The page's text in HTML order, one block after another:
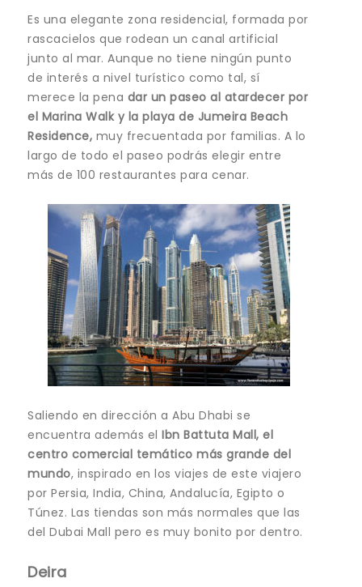
Es una elegante zona residencial, formada por
rascacielos que rodean un canal artificial
junto al mar. Aunque no tiene ningún punto
de interés a nivel turístico como tal, sí
merece la pena dar un paseo al atardecer por
el Marina Walk y la playa de Jumeira Beach
Residence, muy frecuentada por familias. A lo
largo de todo el paseo podrás elegir entre
más de 100 restaurantes para cenar.
Saliendo en dirección a Abu Dhabi se
encuentra además el Ibn Battuta Mall, el
centro comercial temático más grande del
mundo, inspirado en los viajes de este viajero
por Persia, India, China, Andalucía, Egipto o
Túnez. Las tiendas son más normales que las
del Dubai Mall pero es muy bonito por dentro.
Deira